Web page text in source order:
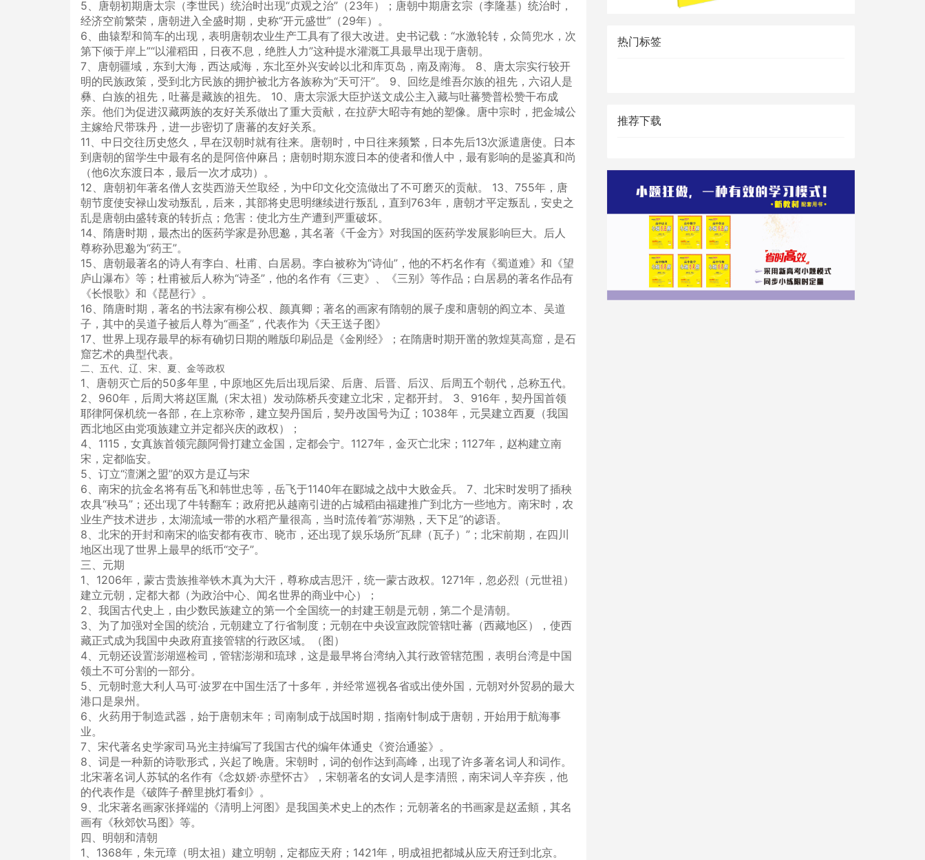
5、唐朝初期唐太宗（李世民）统治时出现“贞观之治”（23年）；唐朝中期唐玄宗（李隆基）统治时，
经济空前繁荣，唐朝进入全盛时期，史称“开元盛世”（29年）。
6、曲辕犁和筒车的出现，表明唐朝农业生产工具有了很大改进。史书记载：“水激轮转，众筒兜水，次
第下倾于岸上”“以灌稻田，日夜不息，绝胜人力”这种提水灌溉工具最早出现于唐朝。
7、唐朝疆域，东到大海，西达咸海，东北至外兴安岭以北和库页岛，南及南海。 8、唐太宗实行较开
明的民族政策，受到北方民族的拥护被北方各族称为“天可汗”。 9、回纥是维吾尔族的祖先，六诏人是
彝、白族的祖先，吐蕃是藏族的祖先。 10、唐太宗派大臣护送文成公主入藏与吐蕃赞普松赞干布成
亲。他们为促进汉藏两族的友好关系做出了重大贡献，在拉萨大昭寺有她的塑像。唐中宗时，把金城公
主嫁给尺带珠丹，进一步密切了唐蕃的友好关系。
11、中日交往历史悠久，早在汉朝时就有往来。唐朝时，中日往来频繁，日本先后13次派遣唐使。日本
到唐朝的留学生中最有名的是阿倍仲麻吕；唐朝时期东渡日本的使者和僧人中，最有影响的是鉴真和尚
（他6次东渡日本，最后一次才成功）。
12、唐朝初年著名僧人玄奘西游天竺取经，为中印文化交流做出了不可磨灭的贡献。 13、755年，唐
朝节度使安禄山发动叛乱，后来，其部将史思明继续进行叛乱，直到763年，唐朝才平定叛乱，安史之
乱是唐朝由盛转衰的转折点；危害：使北方生产遭到严重破坏。
14、隋唐时期，最杰出的医药学家是孙思邈，其名著《千金方》对我国的医药学发展影响巨大。后人
尊称孙思邈为“药王”。
15、唐朝最著名的诗人有李白、杜甫、白居易。李白被称为“诗仙”，他的不朽名作有《蜀道难》和《望
庐山瀑布》等；杜甫被后人称为“诗圣”，他的名作有《三吏》、《三别》等作品；白居易的著名作品有
《长恨歌》和《琵琶行》。
16、隋唐时期，著名的书法家有柳公权、颜真卿；著名的画家有隋朝的展子虔和唐朝的阎立本、吴道
子，其中的吴道子被后人尊为“画圣”，代表作为《天王送子图》
17、世界上现存最早的标有确切日期的雕版印刷品是《金刚经》；在隋唐时期开凿的敦煌莫高窟，是石
窟艺术的典型代表。
二、五代、辽、宋、夏、金等政权
1、唐朝灭亡后的50多年里，中原地区先后出现后梁、后唐、后晋、后汉、后周五个朝代，总称五代。
2、960年，后周大将赵匡胤（宋太祖）发动陈桥兵变建立北宋，定都开封。 3、916年，契丹国首领
耶律阿保机统一各部，在上京称帝，建立契丹国后，契丹改国号为辽；1038年，元昊建立西夏（我国
西北地区由党项族建立并定都兴庆的政权）；
4、1115，女真族首领完颜阿骨打建立金国，定都会宁。1127年，金灭亡北宋；1127年，赵构建立南
宋，定都临安。
5、订立“澶渊之盟”的双方是辽与宋
6、南宋的抗金名将有岳飞和韩世忠等，岳飞于1140年在郾城之战中大败金兵。 7、北宋时发明了插秧
农具“秧马”；还出现了牛转翻车；政府把从越南引进的占城稻由福建推广到北方一些地方。南宋时，农
业生产技术进步，太湖流域一带的水稻产量很高，当时流传着“苏湖熟，天下足”的谚语。
8、北宋的开封和南宋的临安都有夜市、晓市，还出现了娱乐场所“瓦肆（瓦子）”；北宋前期，在四川
地区出现了世界上最早的纸币“交子”。
三、元期
1、1206年，蒙古贵族推举铁木真为大汗，尊称成吉思汗，统一蒙古政权。1271年，忽必烈（元世祖）
建立元朝，定都大都（为政治中心、闻名世界的商业中心）；
2、我国古代史上，由少数民族建立的第一个全国统一的封建王朝是元朝，第二个是清朝。
3、为了加强对全国的统治，元朝建立了行省制度；元朝在中央设宣政院管辖吐蕃（西藏地区），使西
藏正式成为我国中央政府直接管辖的行政区域。（图）
4、元朝还设置澎湖巡检司，管辖澎湖和琉球，这是最早将台湾纳入其行政管辖范围，表明台湾是中国
领土不可分割的一部分。
5、元朝时意大利人马可·波罗在中国生活了十多年，并经常巡视各省或出使外国，元朝对外贸易的最大
港口是泉州。
6、火药用于制造武器，始于唐朝末年；司南制成于战国时期，指南针制成于唐朝，开始用于航海事
业。
7、宋代著名史学家司马光主持编写了我国古代的编年体通史《资治通鉴》。
8、词是一种新的诗歌形式，兴起了晚唐。宋朝时，词的创作达到高峰，出现了许多著名词人和词作。
北宋著名词人苏轼的名作有《念奴娇·赤壁怀古》，宋朝著名的女词人是李清照，南宋词人辛弃疾，他
的代表作是《破阵子·醉里挑灯看剑》。
9、北宋著名画家张择端的《清明上河图》是我国美术史上的杰作；元朝著名的书画家是赵孟頫，其名
画有《秋郊饮马图》等。
四、明朝和清朝
1、1368年，朱元璋（明太祖）建立明朝，定都应天府；1421年，明成祖把都城从应天府迁到北京。
热门标签
推荐下载